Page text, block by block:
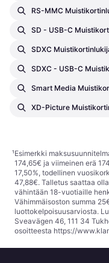
RS-MMC
SD - USB-C
SDXC
SDXC - USB-C
Smart Media
XD-Picture
¹Esimerkki
174,65€ ja viimeinen erä
17,50%, todellinen
47,88€. Talletus saattaa
vähintään 18-vuotiaille
Vähimmäisoston summa
luottokelpoisuusarviosta.
Sveavägen 46, 111 34
osoitteesta https://